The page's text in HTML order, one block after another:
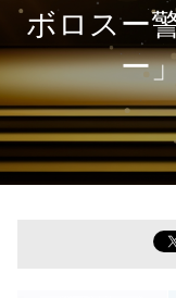
ボロスー
ー